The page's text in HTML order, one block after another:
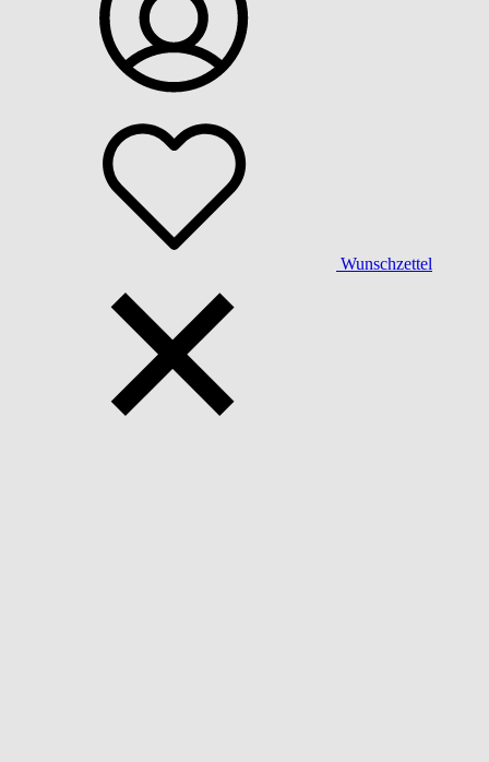
Wunschzettel